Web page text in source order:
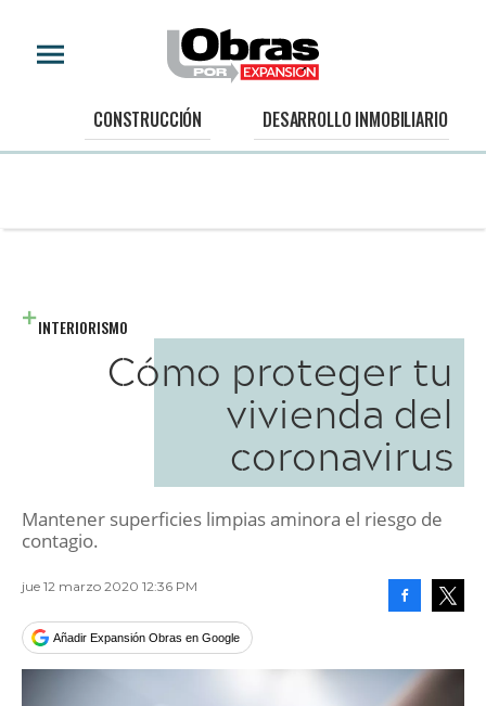
CONSTRUCCIÓN DESARROLLO INMOBILIARIO
INTERIORISMO
Cómo proteger tu
vivienda del
coronavirus
Mantener superficies limpias aminora el riesgo de
contagio.
jue 12 marzo 2020 12:36 PM
Añadir Expansión Obras en Google